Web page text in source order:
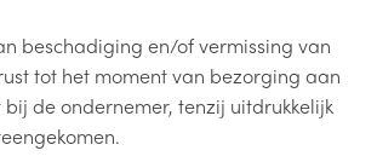
beschadiging en/of vermissing van
tot het moment van bezorging aan
de ondernemer, tenzij uitdrukkelijk